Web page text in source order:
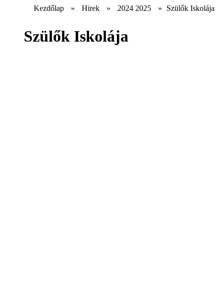
Kezdőlap » Hirek » 2024 2025 » Szülők Iskolája
Szülők Iskolája